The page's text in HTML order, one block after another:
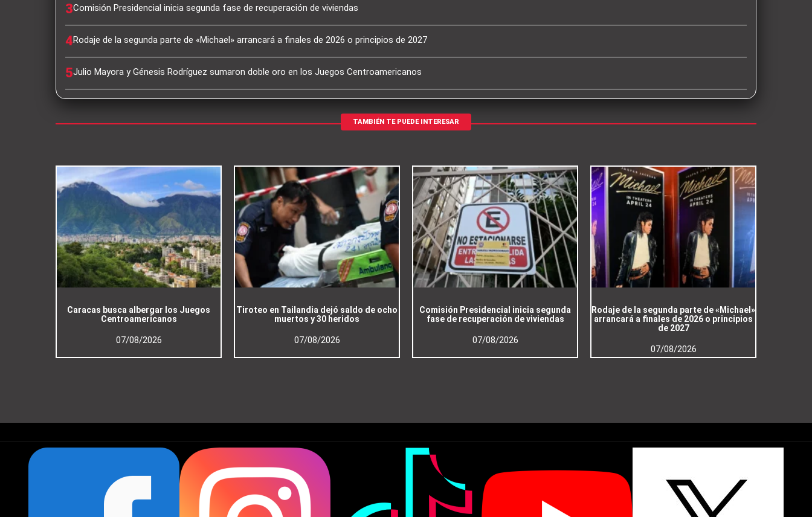
3Comisión Presidencial inicia segunda fase de recuperación de viviendas
4Rodaje de la segunda parte de «Michael» arrancará a finales de 2026 o principios de 2027
5Julio Mayora y Génesis Rodríguez sumaron doble oro en los Juegos Centroamericanos
TAMBIÉN TE PUEDE INTERESAR
Caracas busca albergar los Juegos
Centroamericanos
07/08/2026
Tiroteo en Tailandia dejó saldo de ocho
muertos y 30 heridos
07/08/2026
Comisión Presidencial inicia segunda
fase de recuperación de viviendas
07/08/2026
Rodaje de la segunda parte de «Michael»
arrancará a finales de 2026 o principios
de 2027
07/08/2026